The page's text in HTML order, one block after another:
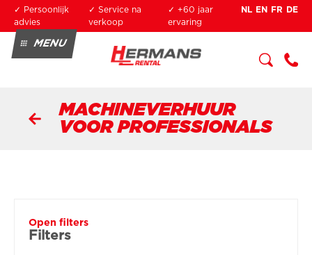
Overslaan en naar de inhoud gaan
✓ Persoonlijk
advies
✓ Service na
verkoop
✓ +60 jaar
ervaring
NL EN FR DE
KOPEN HUREN SERVICE
MENU
MACHINEVERHUUR
VOOR PROFESSIONALS
Open filters
Filters